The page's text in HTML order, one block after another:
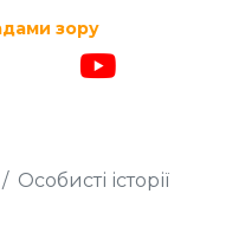
зору
Особисті історії